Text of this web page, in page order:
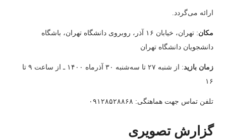
ارائه می‌گردد.
مکان
: تهران، خیابان ۱۶ آذر، روبروی دانشگاه تهران، باشگاه
دانشجویان دانشگاه تهران
زمان بازید
: از شنبه ۲۷ تا سه‌شنبه ۳۰ آذرماه ۱۴۰۰ ـ از ساعت ۹ تا
۱۶
تلفن تماس جهت هماهنگی: ۰۹۱۲۸۵۲۸۸۶۸
گزارش تصویری